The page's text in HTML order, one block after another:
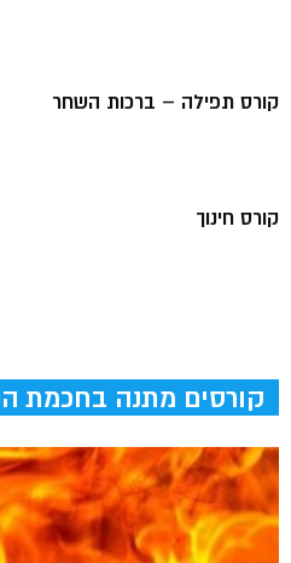
קורס תפילה – ברכות השחר
קורס חינוך
קורסים מתנה בחכמת